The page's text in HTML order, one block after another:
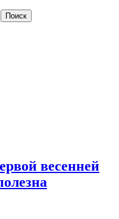
весенней